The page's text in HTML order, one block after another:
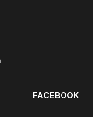
FACEBOOK